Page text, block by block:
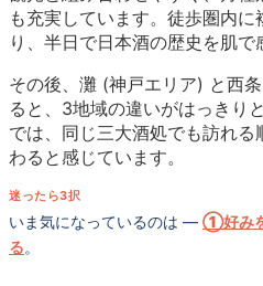
も充実しています。徒歩圏内
り、半日で日本酒の歴史を肌で
その後、灘 (神戸エリア) と西
ると、3地域の違いがはっきり
では、同じ三大酒処でも訪れ
わると感じています。
迷ったら3択
いま気になっているのは — ①好み
る。